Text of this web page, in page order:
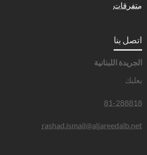
متفرقات
اتصل بنا
الجريدة اللبنانية
بعلبك
81-288818
rashad.ismail@aljareedalb.net